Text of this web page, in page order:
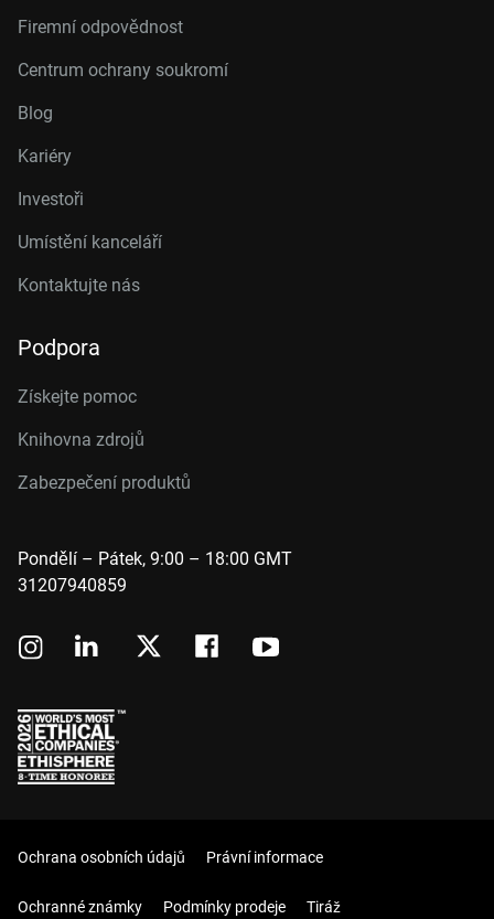
Firemní odpovědnost
Centrum ochrany soukromí
Blog
Kariéry
Investoři
Umístění kanceláří
Kontaktujte nás
Podpora
Získejte pomoc
Knihovna zdrojů
Zabezpečení produktů
Pondělí – Pátek, 9:00 – 18:00 GMT
31207940859
Ochrana osobních údajů Právní informace
Ochranné známky Podmínky prodeje Tiráž